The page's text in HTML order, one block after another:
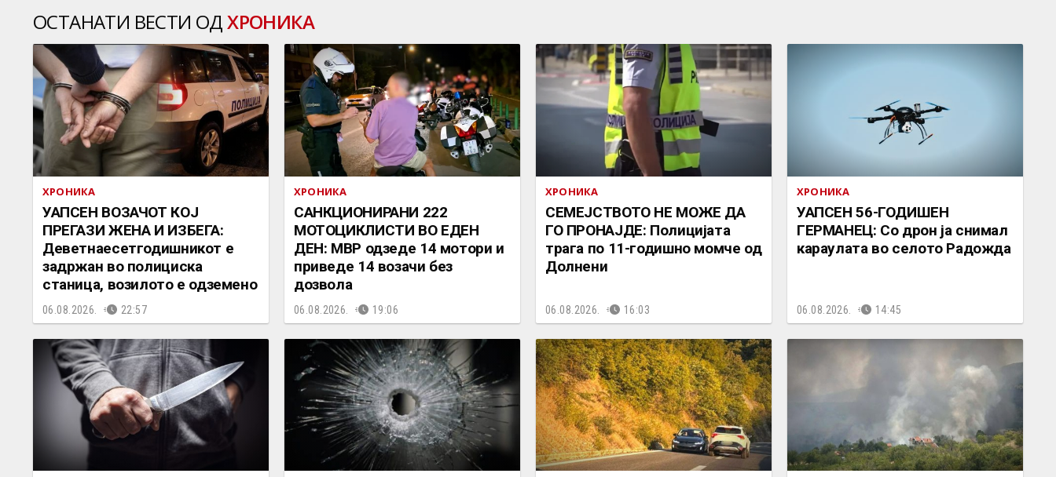
ОСТАНАТИ ВЕСТИ ОДХРОНИКА
ХРОНИКА
УАПСЕН ВОЗАЧОТ КОЈ
ПРЕГАЗИ ЖЕНА И ИЗБЕГА:
Деветнаесетгодишникот е
задржан во полициска
станица, возилото е одземено
06.08.2026. 22:57
ХРОНИКА
САНКЦИОНИРАНИ 222
МОТОЦИКЛИСТИ ВО ЕДЕН
ДЕН: МВР одзеде 14 мотори и
приведе 14 возачи без
дозвола
06.08.2026. 19:06
ХРОНИКА
СЕМЕЈСТВОТО НЕ МОЖЕ ДА
ГО ПРОНАЈДЕ: Полицијата
трага по 11-годишно момче од
Долнени
06.08.2026. 16:03
ХРОНИКА
УАПСЕН 56-ГОДИШЕН
ГЕРМАНЕЦ: Со дрон ја снимал
караулата во селото Радожда
06.08.2026. 14:45